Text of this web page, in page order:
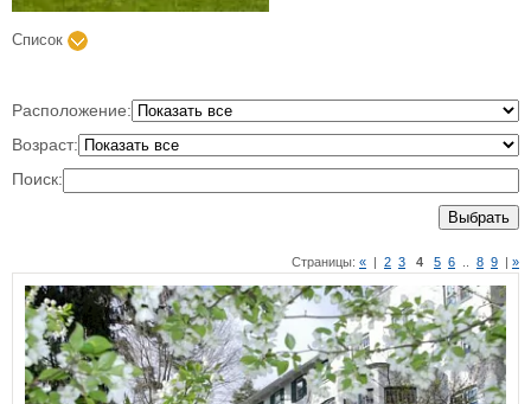
Список
Расположение:
Возраст:
Поиск:
Выбрать
Страницы: « | 2 3 4 5 6 8 9 | »